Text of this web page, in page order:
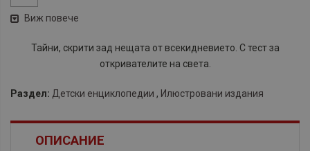
Виж повече
Тайни, скрити зад нещата от всекидневието. С тест за
откривателите на света.
Раздел: Детски енциклопедии , Илюстровани издания
ОПИСАНИЕ